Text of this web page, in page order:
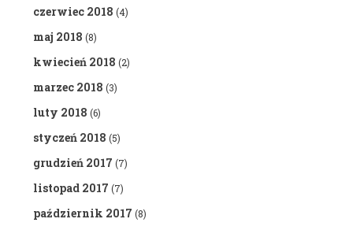
czerwiec 2018 (4)
maj 2018 (8)
kwiecień 2018 (2)
marzec 2018 (3)
luty 2018 (6)
styczeń 2018 (5)
grudzień 2017 (7)
listopad 2017 (7)
październik 2017 (8)